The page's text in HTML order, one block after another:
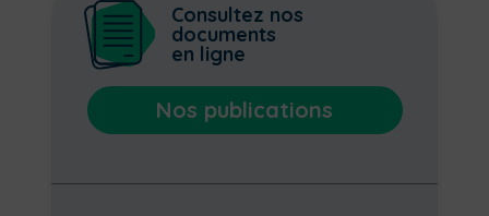
Consultez nos
documents
en ligne
Nos publications